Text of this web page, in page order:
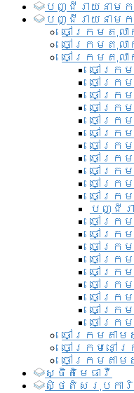
បញ្ជី​រាយ​នាមក
បញ្ជី​រាយ​នាម
ចៅក្រមតុល
ចៅក្រមតុល
ចៅក្រមតុល
ចៅក្រ
ចៅក្រ
ចៅក្រ
ចៅក្រ
ចៅក្រ
ចៅក្រម
ចៅក្រ
ចៅក្រ
ចៅក្រ
ចៅក្រម
ចៅក្រ
បញ្ជីរ
ចៅក្រម
ចៅក្រម
ចៅក្រម
ចៅក្រ
ចៅក្រ
ចៅក្រម
ចៅក្រ
ចៅក្រ
ចៅក្រម
ចៅក្រមតា
ចៅក្រមនៅ
ចៅក្រមតា
ស្ថិតិមេធាវី
សិ្ថតិសរុបការិ